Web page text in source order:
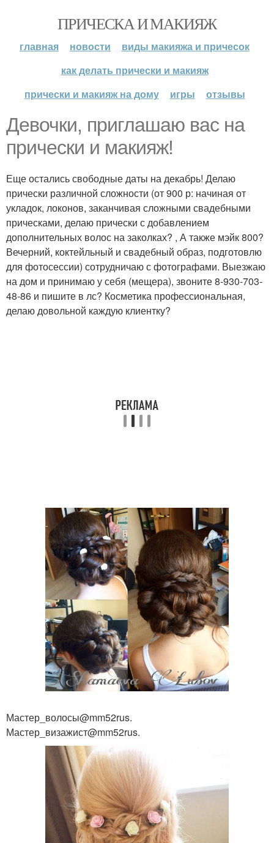
ПРИЧЕСКА И МАКИЯЖ
главная новости
виды макияжа и причесок
как делать прически и макияж
прически и макияж на дому
игры отзывы
Девочки, приглашаю вас на
прически и макияж!
Еще остались свободные даты на декабрь! Делаю
прически различной сложности (от 900 р: начиная от
укладок, локонов, заканчивая сложными свадебными
прическами, делаю прически с добавлением
дополнительных волос на заколках? , А также мэйк 800?
Вечерний, коктейльный и свадебный образ, подготовлю
для фотосессии) сотрудничаю с фотографами. Выезжаю
на дом и принимаю у себя (мещера), звоните 8-930-703-
48-86 и пишите в лс? Косметика профессиональная,
делаю довольной каждую клиентку?
Мастер_волосы@mm52rus.
Мастер_визажист@mm52rus.